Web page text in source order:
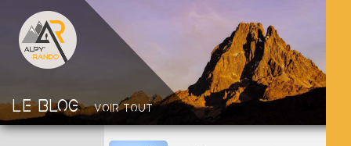
Le blogVoir tout